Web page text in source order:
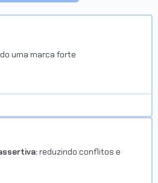
Social Media
uma marca forte
reduzindo conflitos e